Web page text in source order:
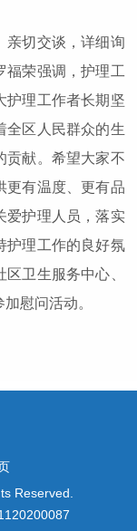
切交谈，详细询
福荣强调，护理工
护理工作者长期坚
全区人民群众的生
贡献。希望大家不
更有温度、更有品
爱护理人员，落实
护理工作的良好氛
卫生服务中心、
慰问活动。
Reserved.